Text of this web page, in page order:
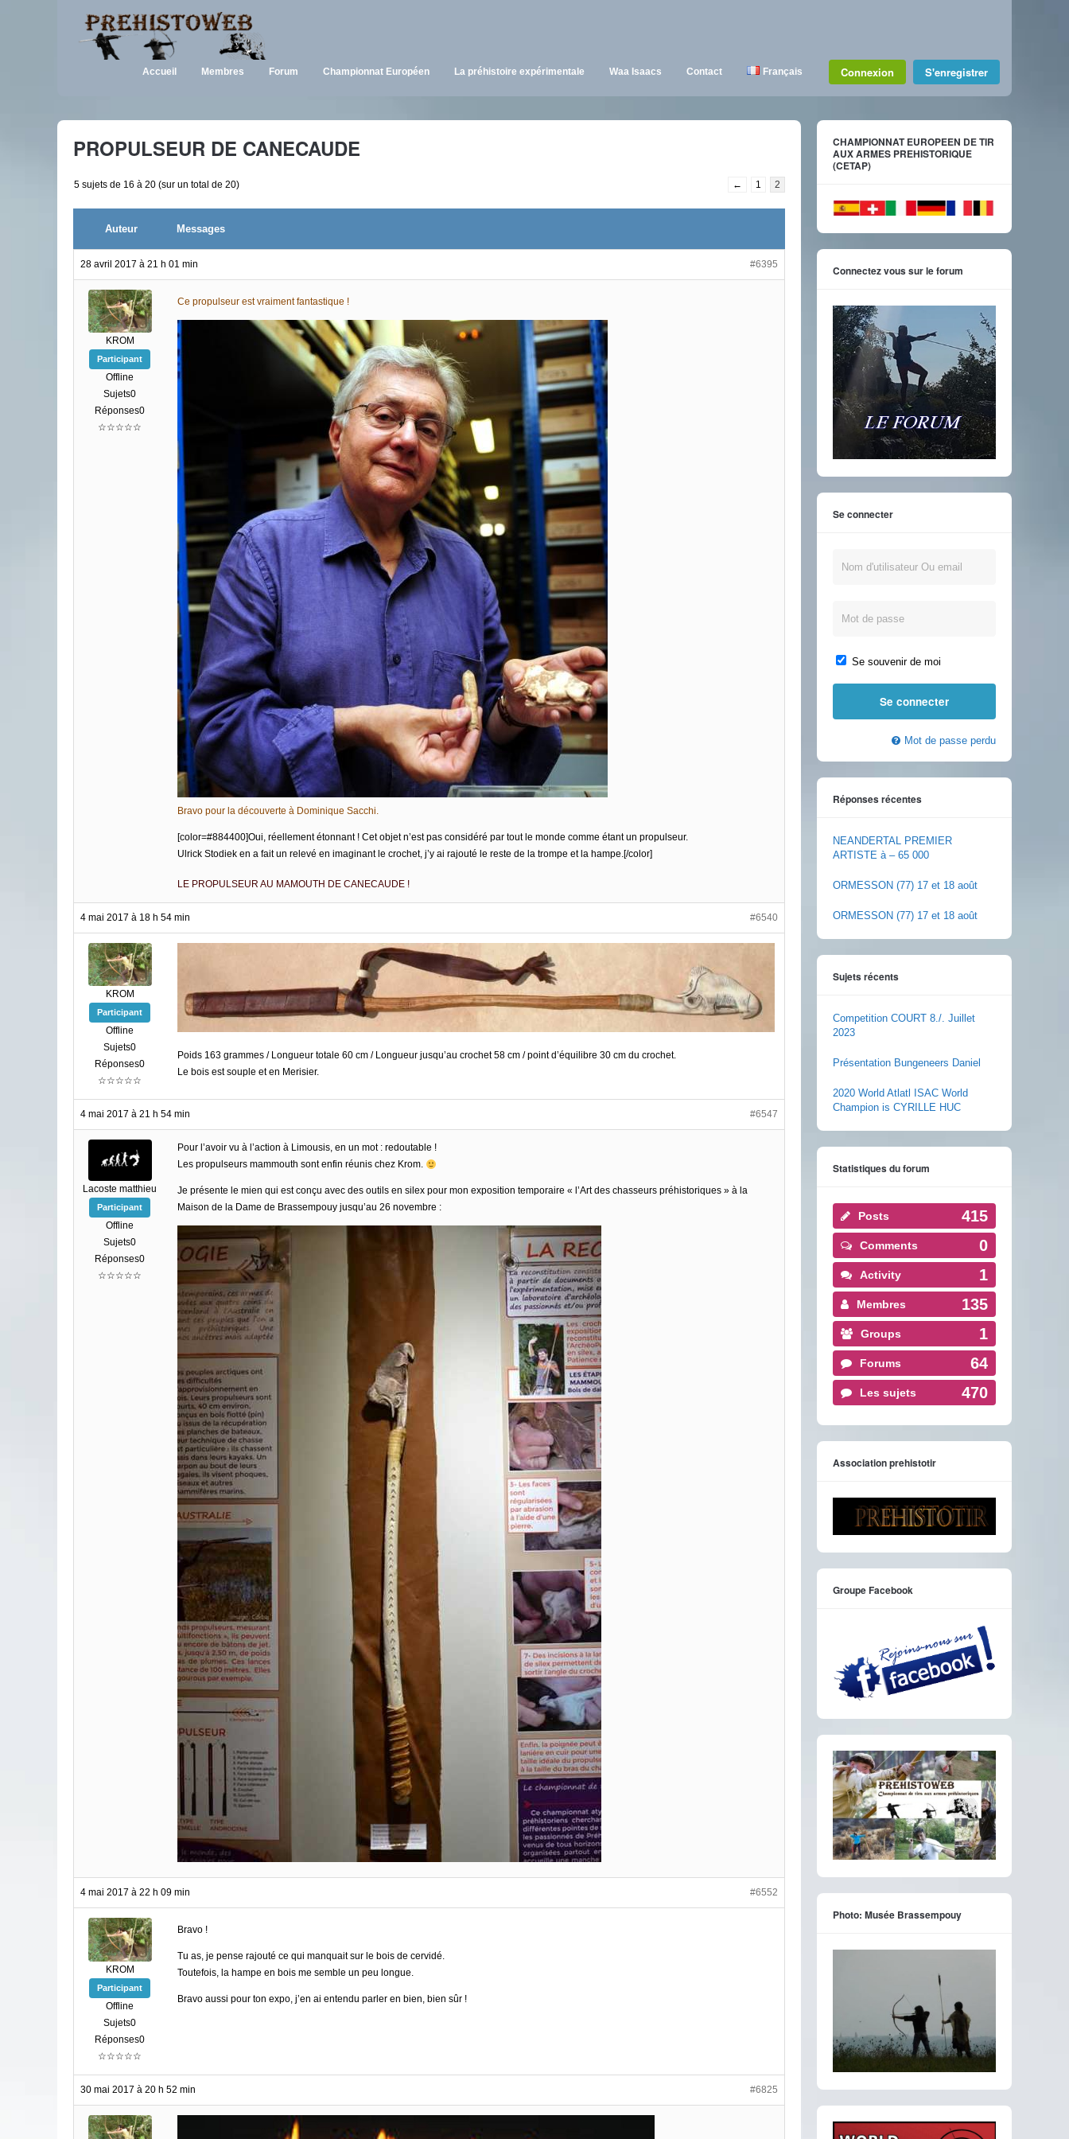
Accueil Membres Forum Championnat Européen La préhistoire expérimentale Waa Isaacs Contact Français Connexion S'enregistrer
PROPULSEUR DE CANECAUDE
5 sujets de 16 à 20 (sur un total de 20) ← 1 2
Auteur Messages
28 avril 2017 à 21 h 01 min #6395
KROM
Participant
Offline
Sujets0
Réponses0
☆☆☆☆☆
Ce propulseur est vraiment fantastique !
Bravo pour la découverte à Dominique Sacchi.
[color=#884400]Oui, réellement étonnant ! Cet objet n’est pas considéré par tout le monde comme étant un propulseur.
Ulrick Stodiek en a fait un relevé en imaginant le crochet, j’y ai rajouté le reste de la trompe et la hampe.[/color]
LE PROPULSEUR AU MAMOUTH DE CANECAUDE !
4 mai 2017 à 18 h 54 min #6540
KROM
Participant
Offline
Sujets0
Réponses0
☆☆☆☆☆
Poids 163 grammes / Longueur totale 60 cm / Longueur jusqu’au crochet 58 cm / point d’équilibre 30 cm du crochet.
Le bois est souple et en Merisier.
4 mai 2017 à 21 h 54 min #6547
Lacoste matthieu
Participant
Offline
Sujets0
Réponses0
☆☆☆☆☆
Pour l’avoir vu à l’action à Limousis, en un mot : redoutable !
Les propulseurs mammouth sont enfin réunis chez Krom.
Je présente le mien qui est conçu avec des outils en silex pour mon exposition temporaire « l’Art des chasseurs préhistoriques » à la
Maison de la Dame de Brassempouy jusqu’au 26 novembre :
4 mai 2017 à 22 h 09 min #6552
KROM
Participant
Offline
Sujets0
Réponses0
☆☆☆☆☆
Bravo !
Tu as, je pense rajouté ce qui manquait sur le bois de cervidé.
Toutefois, la hampe en bois me semble un peu longue.
Bravo aussi pour ton expo, j’en ai entendu parler en bien, bien sûr !
30 mai 2017 à 20 h 52 min #6825
CHAMPIONNAT EUROPEEN DE TIR
AUX ARMES PREHISTORIQUE
(CETAP)
Connectez vous sur le forum
Se connecter
Se souvenir de moi
Mot de passe perdu
Réponses récentes
NEANDERTAL PREMIER
ARTISTE à – 65 000
ORMESSON (77) 17 et 18 août
ORMESSON (77) 17 et 18 août
Sujets récents
Competition COURT 8./. Juillet
2023
Présentation Bungeneers Daniel
2020 World Atlatl ISAC World
Champion is CYRILLE HUC
Statistiques du forum
Posts 415
Comments 0
Activity 1
Membres 135
Groups 1
Forums 64
Les sujets 470
Association prehistotir
Groupe Facebook
Photo: Musée Brassempouy